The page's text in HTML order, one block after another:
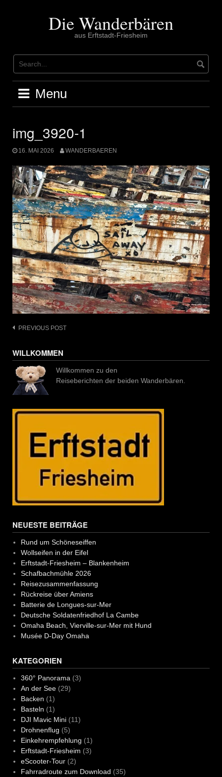
Die Wanderbären
aus Erftstadt-Friesheim
Menu
img_3920-1
16. MAI 2026 WANDERBAEREN
Post
PREVIOUS POST
WILLKOMMEN
Willkommen zu den
Reiseberichten der beiden Wanderbären.
NEUESTE BEITRÄGE
Rund um Schöneseiffen
Wollseifen in der Eifel
Erftstadt-Friesheim – Blankenheim
Schafbachmühle 2026
Reisezusammenfassung
Rückreise über Amiens
Batterie de Longues-sur-Mer
Deutsche Soldatenfriedhof La Cambe
Omaha Beach, Vierville-sur-Mer mit Hund
Musée D-Day Omaha
KATEGORIEN
360° Panorama (3)
An der See(29)
Backen (1)
Basteln (1)
DJI Mavic Mini(11)
Drohnenflug (5)
Einkehrempfehlung (1)
Erftstadt-Friesheim (3)
eScooter-Tour(2)
Fahrradroute zum Download (35)